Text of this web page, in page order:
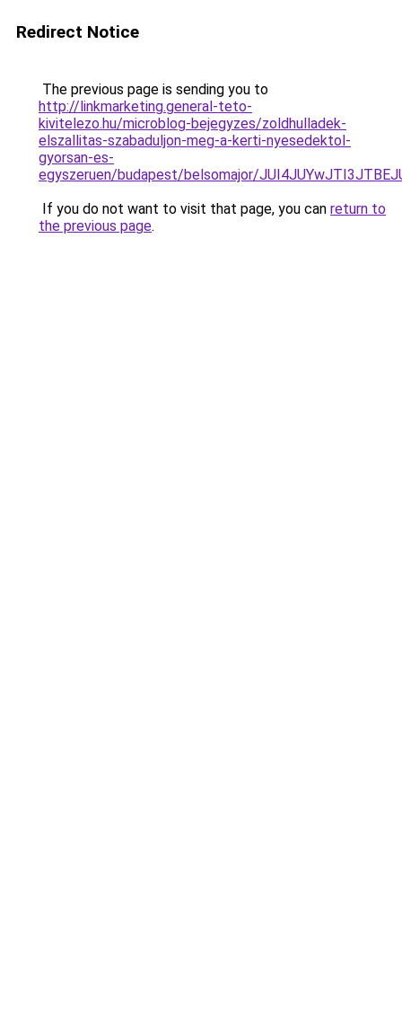
Redirect Notice
The previous page is sending you to
http://linkmarketing.general-teto-
kivitelezo.hu/microblog-bejegyzes/zoldhulladek-
elszallitas-szabaduljon-meg-a-kerti-nyesedektol-
gyorsan-es-
egyszeruen/budapest/belsomajor/
If you do not want to visit that page, you can return to
the previous page.